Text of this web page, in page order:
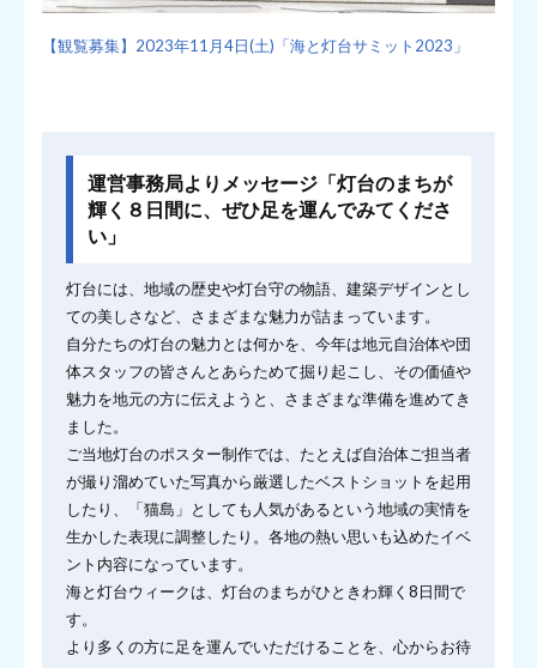
【観覧募集】2023年11月4日(土)「海と灯台サミット2023」
運営事務局よりメッセージ「灯台のまちが
輝く８日間に、ぜひ足を運んでみてくださ
い」
灯台には、地域の歴史や灯台守の物語、建築デザインとし
ての美しさなど、さまざまな魅力が詰まっています。
自分たちの灯台の魅力とは何かを、今年は地元自治体や団
体スタッフの皆さんとあらためて掘り起こし、その価値や
魅力を地元の方に伝えようと、さまざまな準備を進めてき
ました。
ご当地灯台のポスター制作では、たとえば自治体ご担当者
が撮り溜めていた写真から厳選したベストショットを起用
したり、「猫島」としても人気があるという地域の実情を
生かした表現に調整したり。各地の熱い思いも込めたイベ
ント内容になっています。
海と灯台ウィークは、灯台のまちがひときわ輝く8日間で
す。
より多くの方に足を運んでいただけることを、心からお待